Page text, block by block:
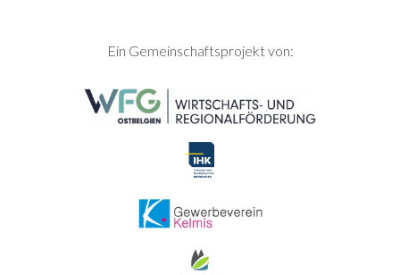
SEITENFUSSEin Gemeinschaftsprojekt von: